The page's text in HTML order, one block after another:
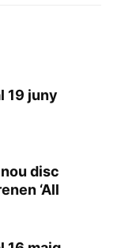
19 juny
disc
‘All